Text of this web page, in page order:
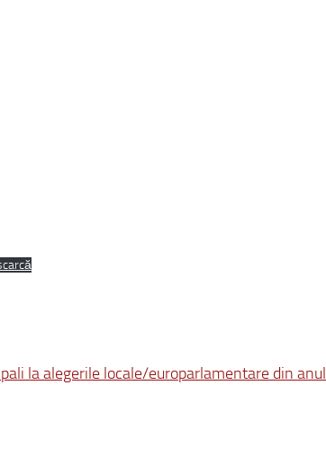
la alegerile locale/europarlamentare din anul